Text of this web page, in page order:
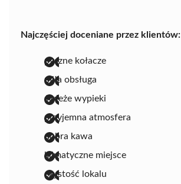
Najczęściej doceniane przez klientów:
pyszne kołacze
miła obsługa
świeże wypieki
przyjemna atmosfera
dobra kawa
klimatyczne miejsce
czystość lokalu